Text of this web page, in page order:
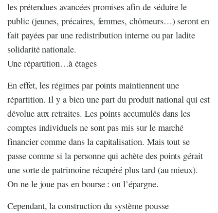
les prétendues avancées promises afin de séduire le
public (jeunes, précaires, femmes, chômeurs…) seront en
fait payées par une redistribution interne ou par ladite
solidarité nationale.
Une répartition…à étages
En effet, les régimes par points maintiennent une
répartition. Il y a bien une part du produit national qui est
dévolue aux retraites. Les points accumulés dans les
comptes individuels ne sont pas mis sur le marché
financier comme dans la capitalisation. Mais tout se
passe comme si la personne qui achète des points gérait
une sorte de patrimoine récupéré plus tard (au mieux).
On ne le joue pas en bourse : on l’épargne.
Cependant, la construction du système pousse